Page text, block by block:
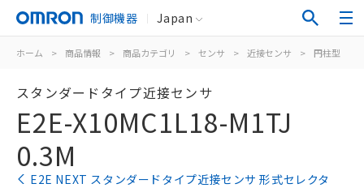
制御機器 Japan
ホーム > 商品情報 > 商品カテゴリ > センサ > 近接センサ > 円柱型
スタンダードタイプ近接センサ
E2E-X10MC1L18-M1TJ
0.3M
E2E NEXT スタンダードタイプ近接センサ 形式セレクタ